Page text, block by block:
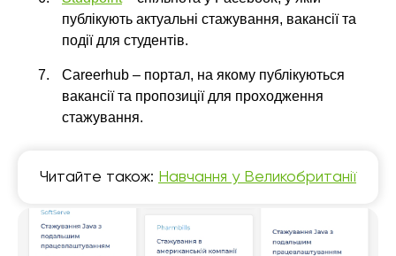
публікують актуальні стажування, вакансії та
події для студентів.
Careerhub – портал, на якому публікуються
вакансії та пропозиції для проходження
стажування.
Читайте також: Навчання у Великобританії